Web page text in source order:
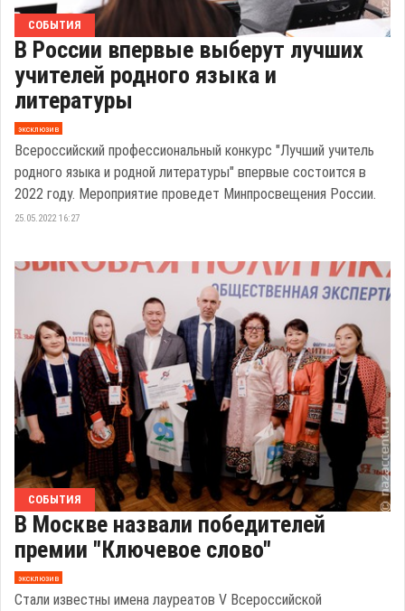
СОБЫТИЯ
В России впервые выберут лучших
учителей родного языка и
литературы
эксклюзив
Всероссийский профессиональный конкурс "Лучший учитель
родного языка и родной литературы" впервые состоится в
2022 году. Мероприятие проведет Минпросвещения России.
25.05.2022 16:27
СОБЫТИЯ
В Москве назвали победителей
премии "Ключевое слово"
эксклюзив
Стали известны имена лауреатов V Всероссийской